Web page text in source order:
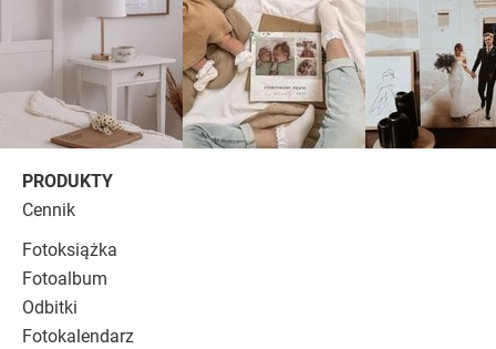
PRODUKTY
Cennik
Fotoksiążka
Fotoalbum
Odbitki
Fotokalendarz